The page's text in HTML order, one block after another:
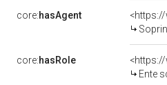
core:hasAgent
core:hasRole
Ente